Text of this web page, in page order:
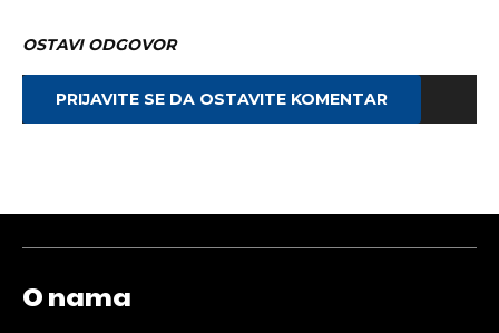
OSTAVI ODGOVOR
PRIJAVITE SE DA OSTAVITE KOMENTAR
O nama